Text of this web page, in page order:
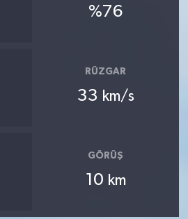
%76
RÜZGAR
33 km/s
GÖRÜŞ
10 km